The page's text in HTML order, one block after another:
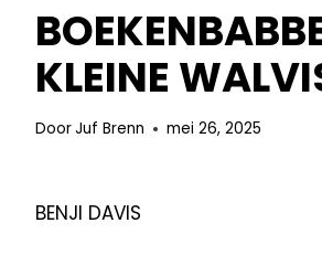
KLEINE
DoorJuf Brenn mei 26, 2025
BENJI DAVIS